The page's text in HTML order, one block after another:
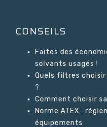
CONSEILS
Faites des
solvants usagés !
Quels filtres
?
Comment choisir
Norme ATEX :
équipements